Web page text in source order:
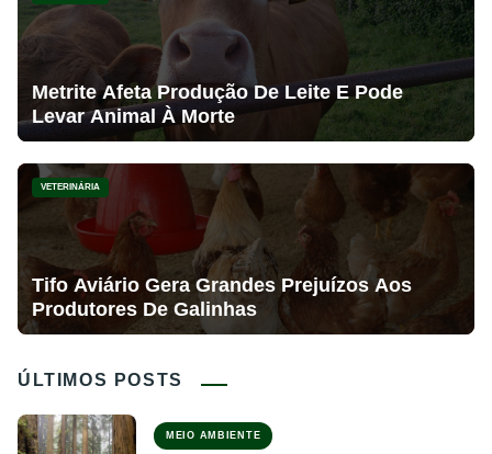
Metrite Afeta Produção De Leite E Pode
Levar Animal À Morte
VETERINÁRIA
Tifo Aviário Gera Grandes Prejuízos Aos
Produtores De Galinhas
ÚLTIMOS POSTS
MEIO AMBIENTE